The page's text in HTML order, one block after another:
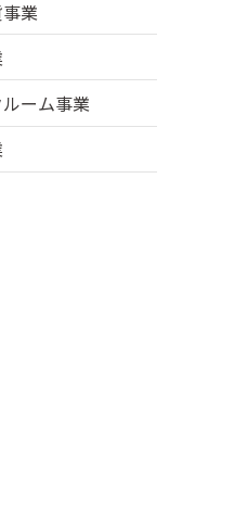
業
ルーム事業